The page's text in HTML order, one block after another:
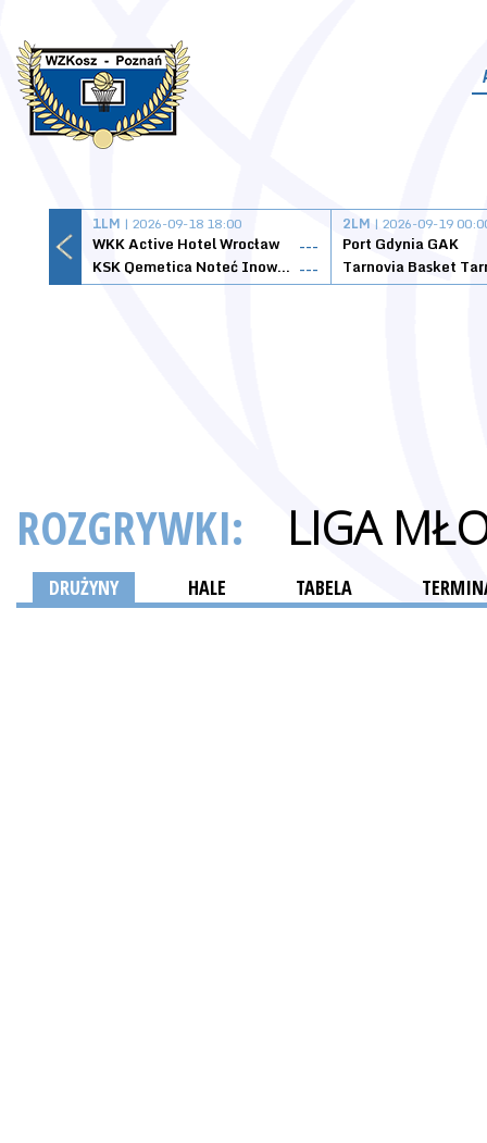
1LM | 2026-09-18 18:00
WKK Active Hotel Wrocław
---
KSK Qemetica Noteć Inowrocław ---
2LM | 2026-09-19
Port Gdynia GAK
ROZGRYWKI: LIGA
DRUŻYNY HALE TABELA